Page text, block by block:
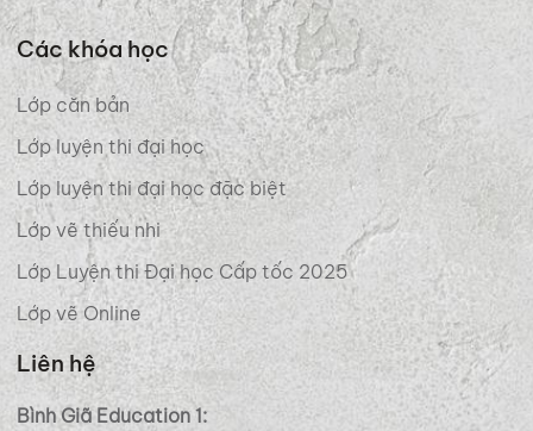
Các khóa học
Lớp căn bản
Lớp luyện thi đại học
Lớp luyện thi đại học đặc biệt
Lớp vẽ thiếu nhi
Lớp Luyện thi Đại học Cấp tốc 2025
Lớp vẽ Online
Liên hệ
Bình Giã Education 1: